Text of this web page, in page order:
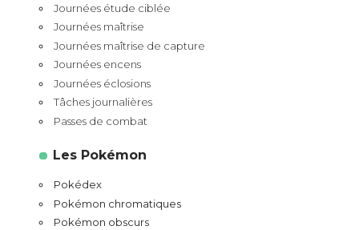
Journées étude ciblée
Journées maîtrise
Journées maîtrise de capture
Journées encens
Journées éclosions
Tâches journalières
Passes de combat
Les Pokémon
Pokédex
Pokémon chromatiques
Pokémon obscurs